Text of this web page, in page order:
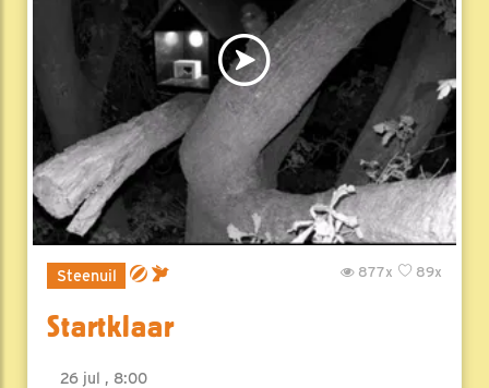
Steenuil 89x
877x
Startklaar
26 jul , 8:00